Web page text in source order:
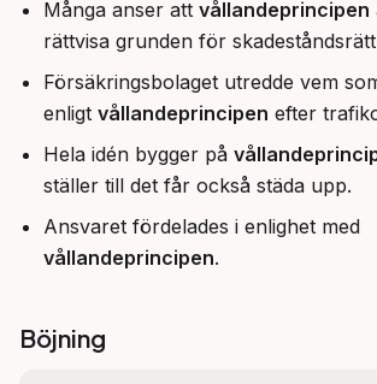
Många anser att vållandeprincipen
rättvisa grunden för
Försäkringsbolaget utredde vem
enligt vållandeprincipen efter
Hela idén bygger på
ställer till det får också städa upp.
Ansvaret fördelades i enlighet med
vållandeprincipen.
Böjning